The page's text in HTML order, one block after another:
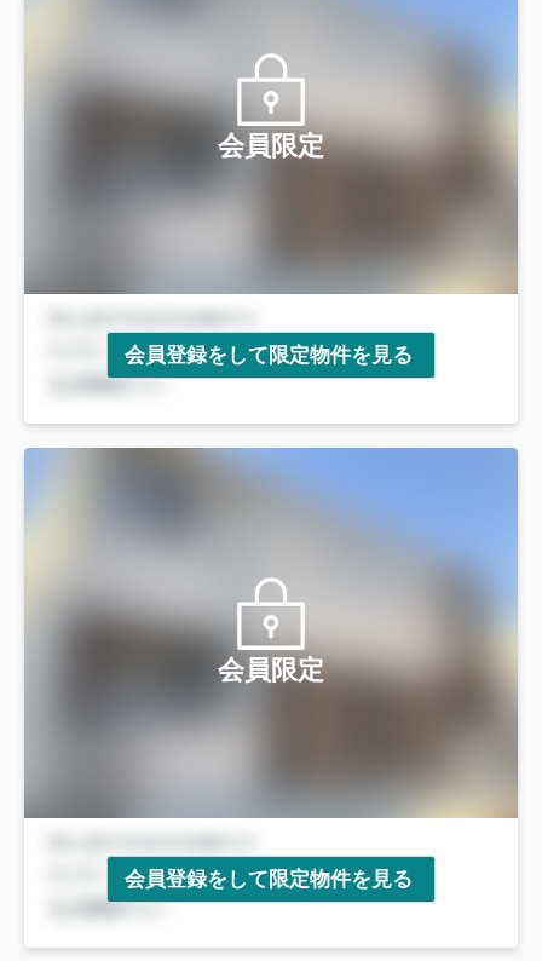
会員限定
会員登録をして限定物件を見る
会員限定
会員登録をして限定物件を見る